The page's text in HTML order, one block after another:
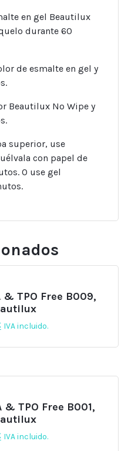
en gel Beautilux
durante 60
de esmalte en gel y
Beautilux No Wipe y
superior, use
con papel de
O use gel
& TPO Free B009,
El
actual
IVA incluido.
& TPO Free B001,
ElIVA incluido.